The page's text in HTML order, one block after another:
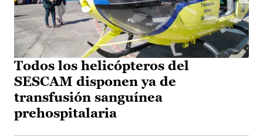
Todos los helicópteros del
SESCAM disponen ya de
transfusión sanguínea
prehospitalaria